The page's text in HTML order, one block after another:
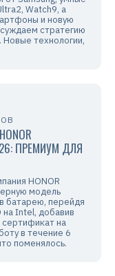
Watch9, а
и новую
стратегию
Новые технологии,
ПРЕМИУМ ДЛЯ
HONOR
модель
батарею, перейдя
на Intel, добавив
на
в течение 6
поменялось.